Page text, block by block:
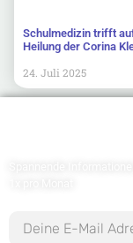
Schulmedizin trifft
Heilung der Corina
24. Juli 2025